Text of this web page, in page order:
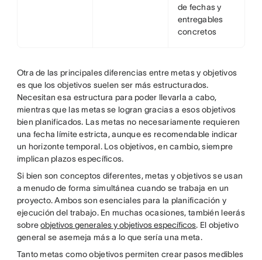
de fechas y
entregables
concretos
Otra de las principales diferencias entre metas y objetivos
es que los objetivos suelen ser más estructurados.
Necesitan esa estructura para poder llevarla a cabo,
mientras que las metas se logran gracias a esos objetivos
bien planificados. Las metas no necesariamente requieren
una fecha límite estricta, aunque es recomendable indicar
un horizonte temporal. Los objetivos, en cambio, siempre
implican plazos específicos.
Si bien son conceptos diferentes, metas y objetivos se usan
a menudo de forma simultánea cuando se trabaja en un
proyecto. Ambos son esenciales para la planificación y
ejecución del trabajo. En muchas ocasiones, también leerás
sobreobjetivos generales y objetivos específicos. El objetivo
general se asemeja más a lo que sería una meta.
Tanto metas como objetivos permiten crear pasos medibles